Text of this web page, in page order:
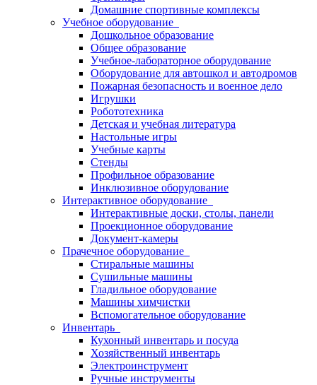
Домашние спортивные комплексы
Учебное оборудование
Дошкольное образование
Общее образование
Учебное-лабораторное оборудование
Оборудование для автошкол и автодромов
Пожарная безопасность и военное дело
Игрушки
Робототехника
Детская и учебная литература
Настольные игры
Учебные карты
Стенды
Профильное образование
Инклюзивное оборудование
Интерактивное оборудование
Интерактивные доски, столы, панели
Проекционное оборудование
Документ-камеры
Прачечное оборудование
Стиральные машины
Сушильные машины
Гладильное оборудование
Машины химчистки
Вспомогательное оборудование
Инвентарь
Кухонный инвентарь и посуда
Хозяйственный инвентарь
Электроинструмент
Ручные инструменты